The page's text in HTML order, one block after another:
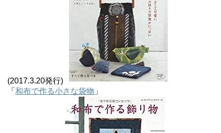
(2017.3.20発行)
「 和布で作る小さな袋物 」